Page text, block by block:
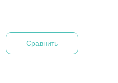
Сравнить